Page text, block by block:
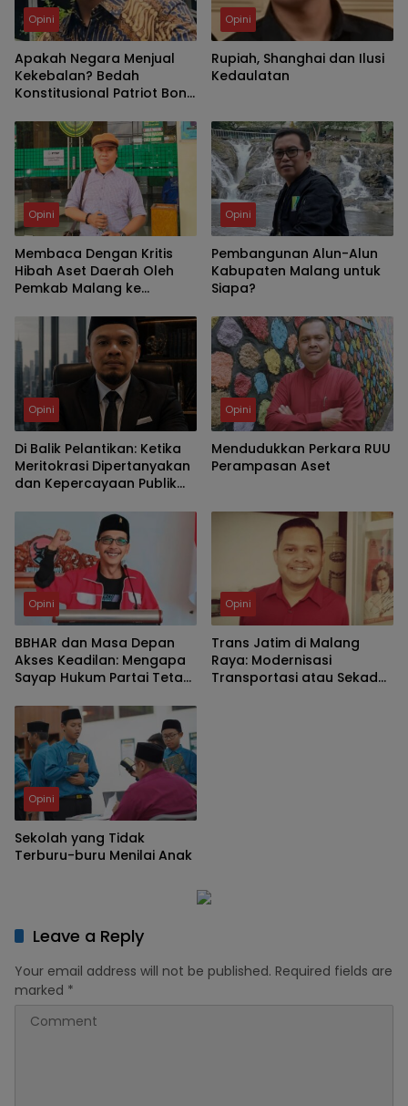
Opini
Apakah Negara Menjual
Kekebalan? Bedah
Konstitusional Patriot Bond
Opini
Rupiah, Shanghai dan Ilusi
Kedaulatan
Opini
Membaca Dengan Kritis
Hibah Aset Daerah Oleh
Pemkab Malang ke
Opini
Pembangunan Alun-Alun
Kabupaten Malang untuk
Siapa?
Opini
Di Balik Pelantikan: Ketika
Meritokrasi Dipertanyakan
dan Kepercayaan Publik
Opini
Mendudukkan Perkara RUU
Perampasan Aset
Opini
BBHAR dan Masa Depan
Akses Keadilan: Mengapa
Sayap Hukum Partai Tetap
Perubahan Regulasi
Opini
Trans Jatim di Malang
Raya: Modernisasi
Transportasi atau Sekadar
Opini
Sekolah yang Tidak
Terburu-buru Menilai Anak
Leave a Reply
Your email address will not be published. Required fields are
marked *